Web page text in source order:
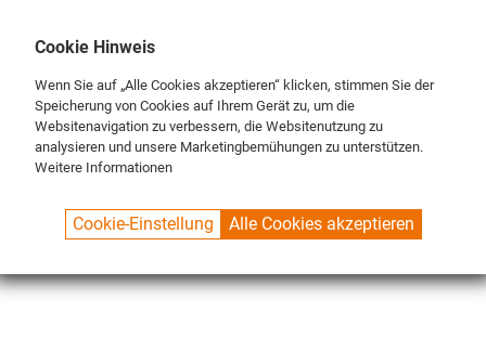
SPUELBOY.DE SHOP ECO LINE BRUSHES BRUSH SETS
Cookie Hinweis
Wenn Sie auf „Alle Cookies akzeptieren“ klicken, stimmen Sie der
Speicherung von Cookies auf Ihrem Gerät zu, um die
Websitenavigation zu verbessern, die Websitenutzung zu
analysieren und unsere Marketingbemühungen zu unterstützen.
Weitere Informationen
Cookie-Einstellung Alle Cookies akzeptieren